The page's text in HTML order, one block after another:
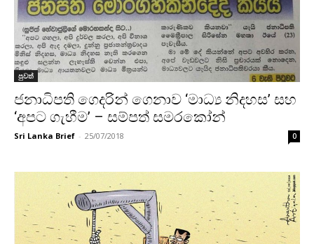
පුවත්
ජනාධිපති ගෙදරින් ගෙනාව ‘මාධ්‍ය නිදහස’ සහ
‘අපට ගැහීම’ – සම්පත් සමරකෝන්
Sri Lanka Brief - 25/07/2018 0